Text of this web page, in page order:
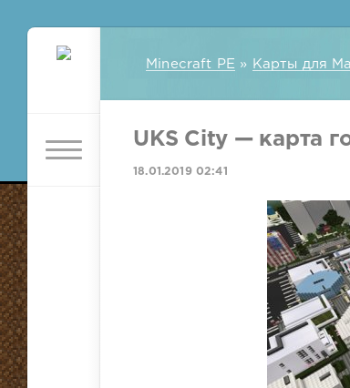
Minecraft PE » Карты для
UKS City — карта
18.01.2019 02:41